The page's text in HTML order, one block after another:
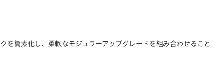
を簡素化し、柔軟なモジュラーアップグレードを組み合わせること